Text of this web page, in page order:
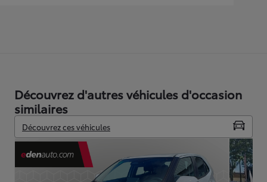
Découvrez d'autres véhicules d'occasion
similaires
Découvrez ces véhicules